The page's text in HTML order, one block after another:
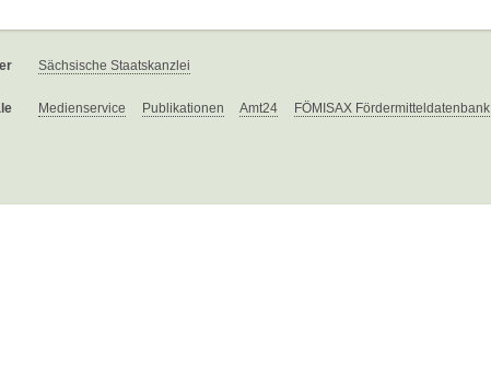
Sächsische Staatskanzlei
Medienservice Publikationen Amt24 FÖMISAX Fördermitteldatenbank